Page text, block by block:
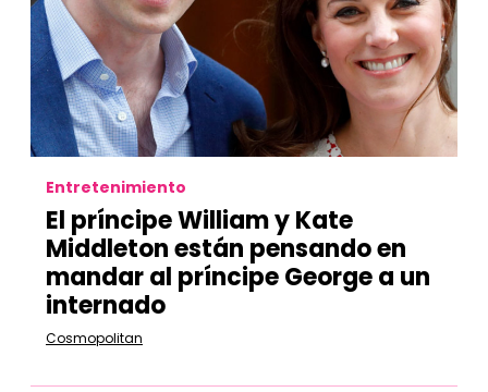
Entretenimiento
El príncipe William y Kate
Middleton están pensando en
mandar al príncipe George a un
internado
Cosmopolitan